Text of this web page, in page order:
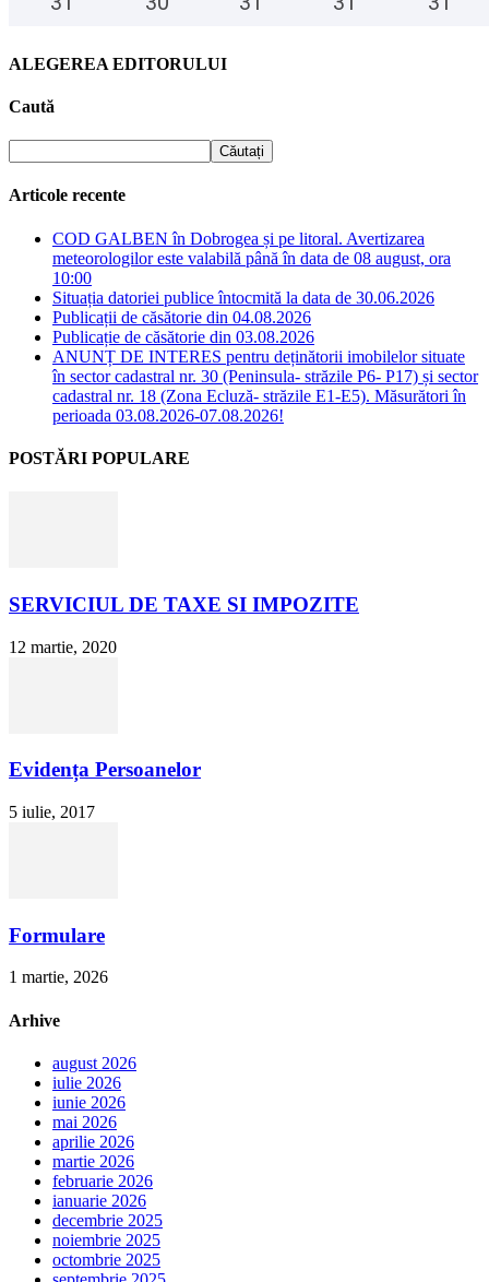
ALEGEREA EDITORULUI
Caută
Articole recente
COD GALBEN în Dobrogea și pe litoral. Avertizarea
meteorologilor este valabilă până în data de 08 august, ora
10:00
Situația datoriei publice întocmită la data de 30.06.2026
Publicații de căsătorie din 04.08.2026
Publicație de căsătorie din 03.08.2026
ANUNȚ DE INTERES pentru deținătorii imobilelor situate
în sector cadastral nr. 30 (Peninsula- străzile P6- P17) și sector
cadastral nr. 18 (Zona Ecluză- străzile E1-E5). Măsurători în
perioada 03.08.2026-07.08.2026!
POSTĂRI POPULARE
SERVICIUL DE TAXE SI IMPOZITE
12 martie, 2020
Evidența Persoanelor
5 iulie, 2017
Formulare
1 martie, 2026
Arhive
august 2026
iulie 2026
iunie 2026
mai 2026
aprilie 2026
martie 2026
februarie 2026
ianuarie 2026
decembrie 2025
noiembrie 2025
octombrie 2025